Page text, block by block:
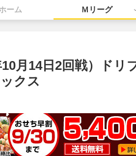
ーム Ｍリーグ
10月14日2回戦）ドリ
クス